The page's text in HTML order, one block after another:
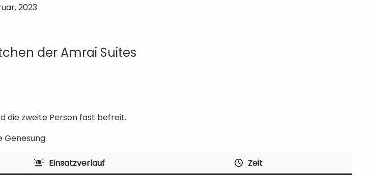
2023
der Amrai Suites
die zweite Person fast befreit.
Einsatzverlauf
Zeit